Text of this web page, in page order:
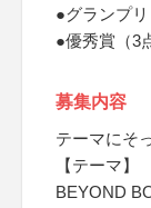
●グランプ
●優秀賞（3
募集内容
テーマにそ
【テーマ】
BEYOND